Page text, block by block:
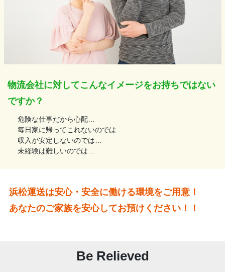
物流会社に対してこんなイメージをお持ちではない
ですか？
危険な仕事だから心配…
毎日家に帰ってこれないのでは…
収入が安定しないのでは…
未経験は難しいのでは…
浜松運送は安心・安全に働ける環境をご用意！
あなたのご家族を安心してお預けください！！
Be Relieved